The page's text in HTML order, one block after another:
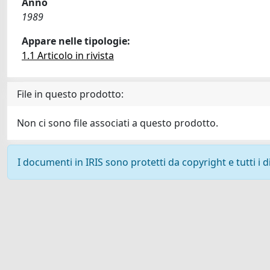
1989
Appare nelle tipologie:
1.1 Articolo in rivista
File in questo prodotto:
Non ci sono file associati a questo prodotto.
I documenti in IRIS sono protetti da copyright e tutti i